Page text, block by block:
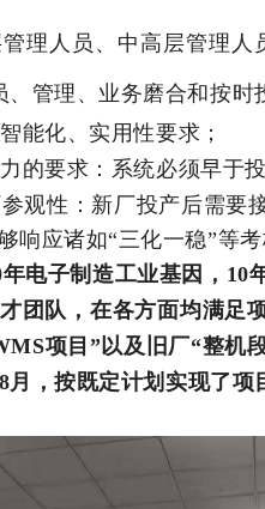
理人员、中高层管理人
管理、业务磨合和按时
能化、实用性要求；
的要求： 系统必须早于
观性： 新厂投产后需要
响应诸如“三化一稳”等考
电子制造工业基因，10
团队，在各方面均满足
项目”以及旧厂“整机
，按既定计划实现了项